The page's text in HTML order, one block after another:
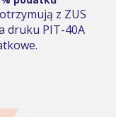
z ZUS
druku PIT-40A